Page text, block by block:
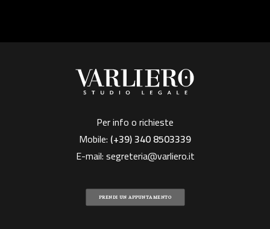
Per info o richieste
Mobile: (+39)340 8503339
E-mail:segreteria@varliero.it
PRENDI UN APPUNTAMENTO